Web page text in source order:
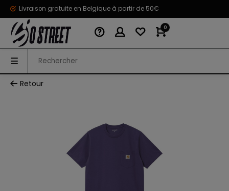
Livraison gratuite en Belgique à partir de 50€
0
Retour